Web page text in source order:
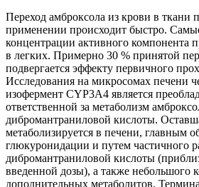
Переход амброксола из крови в ткани
применении происходит быстро.
концентрации активного компонента
в легких. Примерно 30 % принятой
подвергается эффекту первичного
Исследования на микросомах печени
изофермент CYP3A4 является
ответственной за метаболизм
дибромантраниловой кислоты.
метаболизируется в печени, главным
глюкуронидации и путем частичного
дибромантраниловой кислоты
введенной дозы), а также небольшого
дополнительных метаболитов.